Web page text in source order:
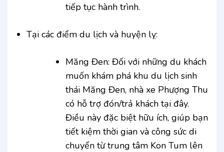
tiếp tục hành trình.
Tại các điểm du lịch và huyện lỵ:
Măng Đen: Đối với những du khách
muốn khám phá khu du lịch sinh
thái Măng Đen, nhà xe Phượng Thu
có hỗ trợ đón/trả khách tại đây.
Điều này đặc biệt hữu ích, giúp bạn
tiết kiệm thời gian và công sức di
chuyển từ trung tâm Kon Tum lên